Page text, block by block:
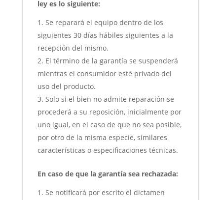
ley es lo siguiente:
Se reparará el equipo dentro de los
siguientes 30 días hábiles siguientes a la
recepción del mismo.
El término de la garantía se suspenderá
mientras el consumidor esté privado del
uso del producto.
Solo si el bien no admite reparación se
procederá a su reposición, inicialmente por
uno igual, en el caso de que no sea posible,
por otro de la misma especie, similares
características o especificaciones técnicas.
En caso de que la garantía sea rechazada:
Se notificará por escrito el dictamen